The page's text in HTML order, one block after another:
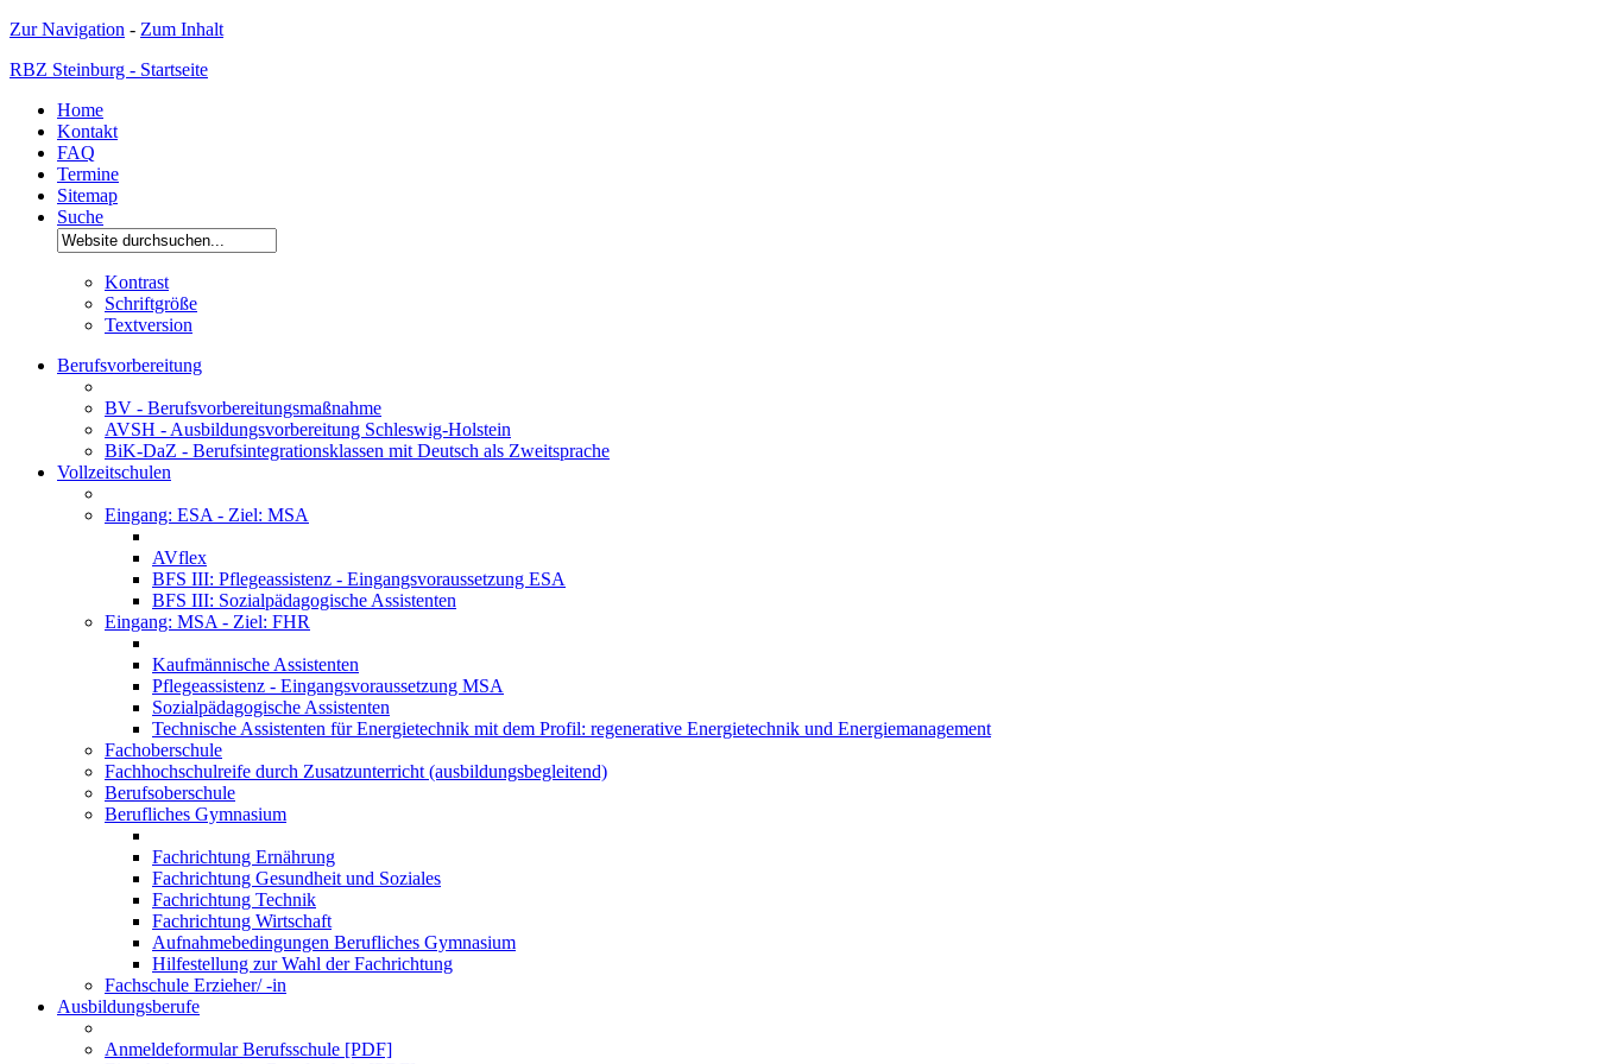
Zur Navigation - Zum Inhalt
RBZ Steinburg - Startseite
Home
Kontakt
FAQ
Termine
Sitemap
Suche
Kontrast
Schriftgröße
Textversion
Berufsvorbereitung
BV - Berufsvorbereitungsmaßnahme
AVSH - Ausbildungsvorbereitung Schleswig-Holstein
BiK-DaZ - Berufsintegrationsklassen mit Deutsch als Zweitsprache
Vollzeitschulen
Eingang: ESA - Ziel: MSA
AVflex
BFS III: Pflegeassistenz - Eingangsvoraussetzung ESA
BFS III: Sozialpädagogische Assistenten
Eingang: MSA - Ziel: FHR
Kaufmännische Assistenten
Pflegeassistenz - Eingangsvoraussetzung MSA
Sozialpädagogische Assistenten
Technische Assistenten für Energietechnik mit dem Profil: regenerative Energietechnik und Energiemanagement
Fachoberschule
Fachhochschulreife durch Zusatzunterricht (ausbildungsbegleitend)
Berufsoberschule
Berufliches Gymnasium
Fachrichtung Ernährung
Fachrichtung Gesundheit und Soziales
Fachrichtung Technik
Fachrichtung Wirtschaft
Aufnahmebedingungen Berufliches Gymnasium
Hilfestellung zur Wahl der Fachrichtung
Fachschule Erzieher/ -in
Ausbildungsberufe
Anmeldeformular Berufsschule [PDF]